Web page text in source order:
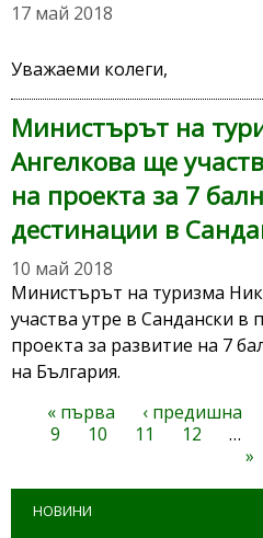
17 май 2018
Уважаеми колеги,
Министърът на
Ангелкова ще
на проекта за 7
дестинации в
10 май 2018
Министърът на туризма
участва утре в Сандански в
проекта за развитие на 7
на България.
Страници
« първа ‹ предишна
9
10 11 12 …
»
НОВИНИ